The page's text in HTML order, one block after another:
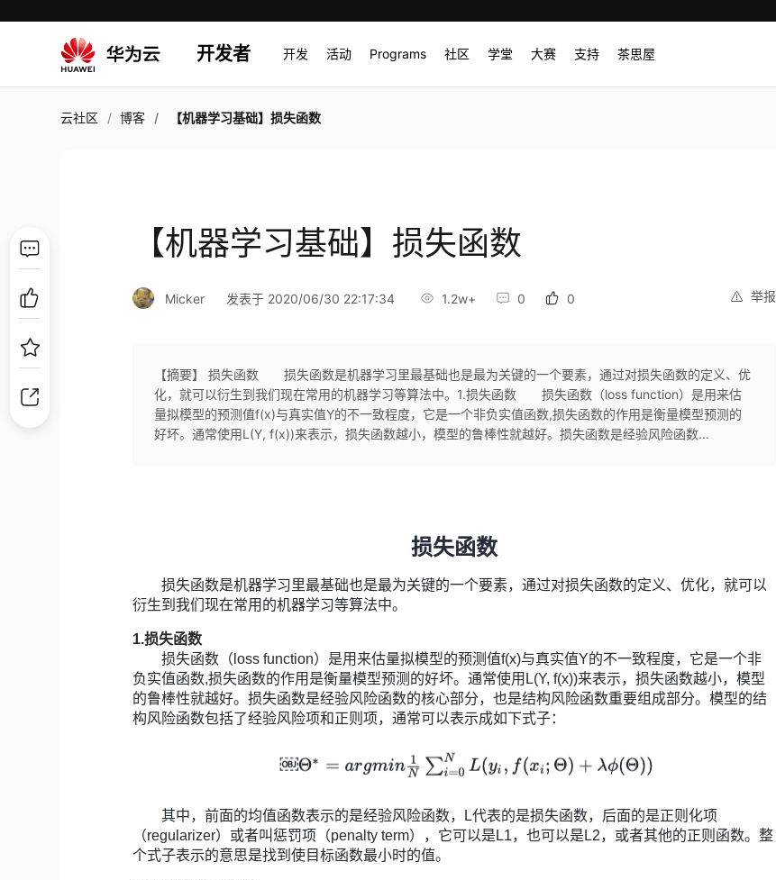
开发者 开发 活动 Programs 社区 学堂 大赛 支持 茶思屋
云社区 博客 【机器学习基础】损失函数
【机器学习基础】损失函数
举报
Micker 发表于 2020/06/30 22:17:34 1.2w+ 0 0
【摘要】 损失函数 损失函数是机器学习里最基础也是最为关键的一个要素，通过对损失函数的定义、优
化，就可以衍生到我们现在常用的机器学习等算法中。1.损失函数 损失函数（loss function）是用来估
量拟模型的预测值f(x)与真实值Y的不一致程度，它是一个非负实值函数,损失函数的作用是衡量模型预测的
好坏。通常使用L(Y, f(x))来表示，损失函数越小，模型的鲁棒性就越好。损失函数是经验风险函数...
损失函数
损失函数是机器学习里最基础也是最为关键的一个要素，通过对损失函数的定义、优化，就可以
衍生到我们现在常用的机器学习等算法中。
1.损失函数
损失函数（loss function）是用来估量拟模型的预测值f(x)与真实值Y的不一致程度，它是一个非
负实值函数,损失函数的作用是衡量模型预测的好坏。通常使用L(Y, f(x))来表示，损失函数越小，模型
的鲁棒性就越好。损失函数是经验风险函数的核心部分，也是结构风险函数重要组成部分。模型的结
构风险函数包括了经验风险项和正则项，通常可以表示成如下式子：
其中，前面的均值函数表示的是经验风险函数，L代表的是损失函数，后面的是正则化项
（regularizer）或者叫惩罚项（penalty term），它可以是L1，也可以是L2，或者其他的正则函数。整
个式子表示的意思是找到使目标函数最小时的值。